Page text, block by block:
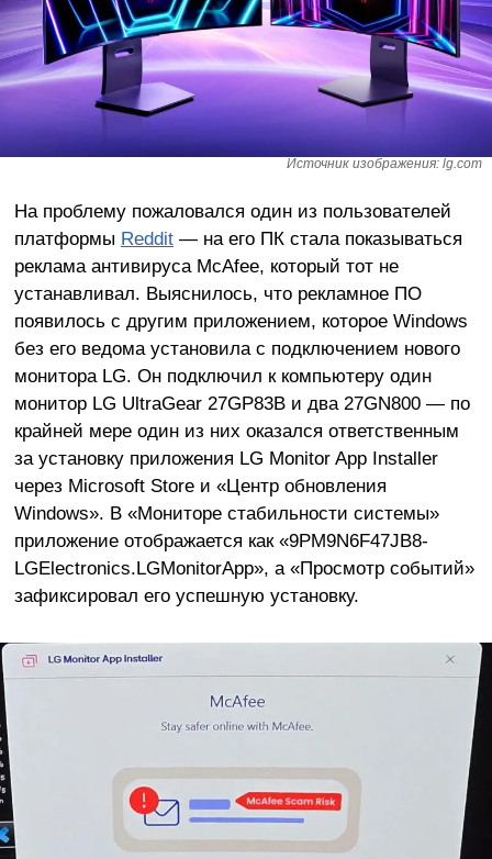
Источник изображения: lg.com
На проблему пожаловался один из пользователей
платформы Reddit— на его ПК стала показываться
реклама антивируса McAfee, который тот не
устанавливал. Выяснилось, что рекламное ПО
появилось с другим приложением, которое Windows
без его ведома установила с подключением нового
монитора LG. Он подключил к компьютеру один
монитор LG UltraGear 27GP83B и два 27GN800 — по
крайней мере один из них оказался ответственным
за установку приложения LG Monitor App Installer
через Microsoft Store и «Центр обновления
Windows». В «Мониторе стабильности системы»
приложение отображается как «9PM9N6F47JB8-
LGElectronics.LGMonitorApp», а «Просмотр событий»
зафиксировал его успешную установку.